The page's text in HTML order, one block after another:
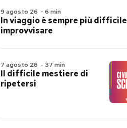
9 agosto 26 - 6 min
In viaggio è sempre più difficile
improvvisare
7 agosto 26 - 37 min
Il difficile mestiere di
ripetersi